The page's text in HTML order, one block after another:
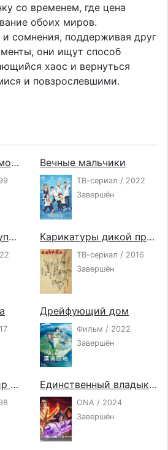
со временем, где цена
обоих миров.
сомнения, поддерживая друг
они ищут способ
хаос и вернуться
и повзрослевшими.
Приключения Дигимонов Вечные мальчики
ТВ-сериал / 2022
Завершён
Рыцарь-скелет вступает в параллельный мир Карикатуры дикой природы Сэнгоку
ТВ-сериал / 2016
Завершён
Дрейфующий дом
Фильм / 2022
Завершён
Альтернативный мир Эль-Хазард Единственный владыка мира 2
ONA / 2024
Завершён